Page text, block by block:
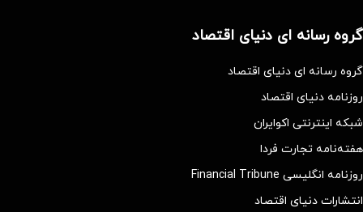
گروه رسانه ای دنیای اقتصاد
گروه رسانه ای دنیای اقتصاد
روزنامه دنیای اقتصاد
شبکه اینترنتی اکوایران
هفته‌نامه تجارت فردا
روزنامه انگلیسی Financial Tribune
انتشارات دنیای اقتصاد